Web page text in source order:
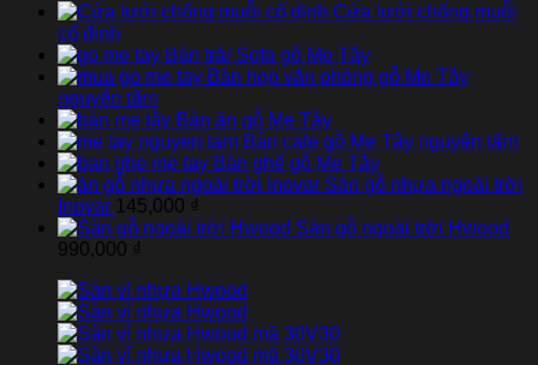
Cửa lưới chống muỗi
cố định
Bàn trà/ Sofa gỗ Me Tây
Bàn họp văn phòng gỗ Me Tây
nguyên tấm
Bàn ăn gỗ Me Tây
Bàn cafe gỗ Me Tây nguyên tấm
Bàn ghế gỗ Me Tây
Sàn gỗ nhựa ngoài trời
Inovar 145,000 ₫
Sàn gỗ ngoài trời Hwood
990,000 ₫